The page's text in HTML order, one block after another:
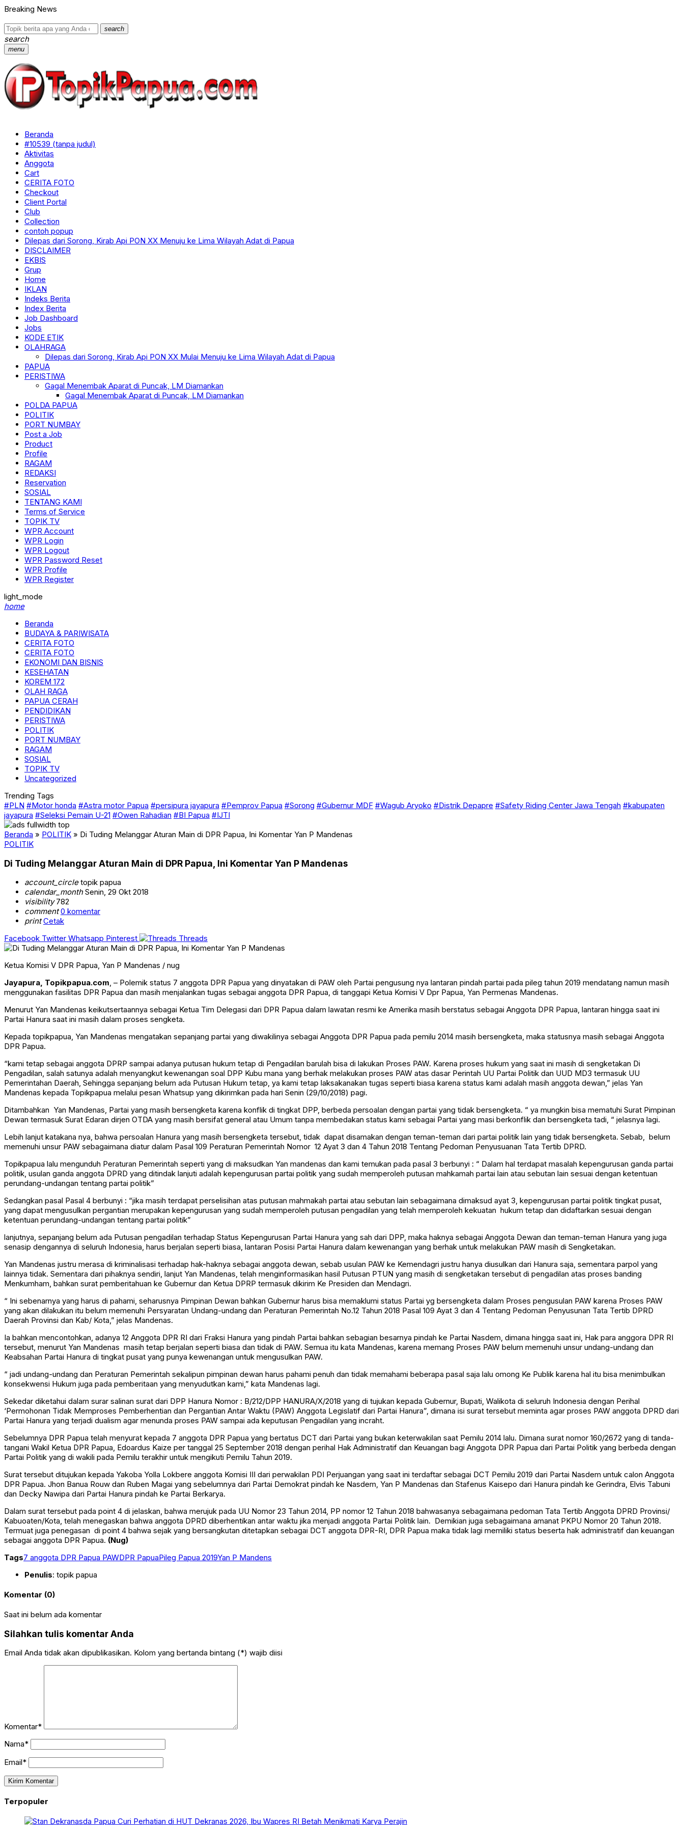
Breaking News
search
search
menu
Beranda
#10539 (tanpa judul)
Aktivitas
Anggota
Cart
CERITA FOTO
Checkout
Client Portal
Club
Collection
contoh popup
Dilepas dari Sorong, Kirab Api PON XX Menuju ke Lima Wilayah Adat di Papua
DISCLAIMER
EKBIS
Grup
Home
IKLAN
Indeks Berita
Index Berita
Job Dashboard
Jobs
KODE ETIK
OLAHRAGA
Dilepas dari Sorong, Kirab Api PON XX Mulai Menuju ke Lima Wilayah Adat di Papua
PAPUA
PERISTIWA
Gagal Menembak Aparat di Puncak, LM Diamankan
Gagal Menembak Aparat di Puncak, LM Diamankan
POLDA PAPUA
POLITIK
PORT NUMBAY
Post a Job
Product
Profile
RAGAM
REDAKSI
Reservation
SOSIAL
TENTANG KAMI
Terms of Service
TOPIK TV
WPR Account
WPR Login
WPR Logout
WPR Password Reset
WPR Profile
WPR Register
light_mode
home
Beranda
BUDAYA & PARIWISATA
CERITA FOTO
CERITA FOTO
EKONOMI DAN BISNIS
KESEHATAN
KOREM 172
OLAH RAGA
PAPUA CERAH
PENDIDIKAN
PERISTIWA
POLITIK
PORT NUMBAY
RAGAM
SOSIAL
TOPIK TV
Uncategorized
Trending Tags
#PLN #Motor honda #Astra motor Papua #persipura jayapura #Pemprov Papua #Sorong #Gubernur MDF #Wagub Aryoko #Distrik Depapre #Safety Riding Center Jawa Tengah #kabupaten
jayapura #Seleksi Pemain U-21 #Owen Rahadian #BI Papua #IJTI
Beranda » POLITIK » Di Tuding Melanggar Aturan Main di DPR Papua, Ini Komentar Yan P Mandenas
POLITIK
Di Tuding Melanggar Aturan Main di DPR Papua, Ini Komentar Yan P Mandenas
account_circletopik papua
calendar_monthSenin, 29 Okt 2018
visibility782
comment 0 komentar
print Cetak
Facebook Twitter Whatsapp Pinterest Threads
Ketua Komisi V DPR Papua, Yan P Mandenas / nug
Jayapura, Topikpapua.com, – Polemik status 7 anggota DPR Papua yang dinyatakan di PAW oleh Partai pengusung nya lantaran pindah partai pada pileg tahun 2019 mendatang namun masih
menggunakan fasilitas DPR Papua dan masih menjalankan tugas sebagai anggota DPR Papua, di tanggapi Ketua Komisi V Dpr Papua, Yan Permenas Mandenas.
Menurut Yan Mandenas keikutsertaannya sebagai Ketua Tim Delegasi dari DPR Papua dalam lawatan resmi ke Amerika masih berstatus sebagai Anggota DPR Papua, lantaran hingga saat ini
Partai Hanura saat ini masih dalam proses sengketa.
Kepada topikpapua, Yan Mandenas mengatakan sepanjang partai yang diwakilinya sebagai Anggota DPR Papua pada pemilu 2014 masih bersengketa, maka statusnya masih sebagai Anggota
DPR Papua.
“kami tetap sebagai anggota DPRP sampai adanya putusan hukum tetap di Pengadilan barulah bisa di lakukan Proses PAW. Karena proses hukum yang saat ini masih di sengketakan Di
Pengadilan, salah satunya adalah menyangkut kewenangan soal DPP Kubu mana yang berhak melakukan proses PAW atas dasar Perintah UU Partai Politik dan UUD MD3 termasuk UU
Pemerintahan Daerah, Sehingga sepanjang belum ada Putusan Hukum tetap, ya kami tetap laksakanakan tugas seperti biasa karena status kami adalah masih anggota dewan,” jelas Yan
Mandenas kepada Topikpapua melalui pesan Whatsup yang dikirimkan pada hari Senin (29/10/2018) pagi.
Ditambahkan Yan Mandenas, Partai yang masih bersengketa karena konflik di tingkat DPP, berbeda persoalan dengan partai yang tidak bersengketa. “ ya mungkin bisa mematuhi Surat Pimpinan
Dewan termasuk Surat Edaran dirjen OTDA yang masih bersifat general atau Umum tanpa membedakan status kami sebagai Partai yang masi berkonflik dan bersengketa tadi, “ jelasnya lagi.
Lebih lanjut katakana nya, bahwa persoalan Hanura yang masih bersengketa tersebut, tidak dapat disamakan dengan teman-teman dari partai politik lain yang tidak bersengketa. Sebab, belum
memenuhi unsur PAW sebagaimana diatur dalam Pasal 109 Peraturan Pemerintah Nomor 12 Ayat 3 dan 4 Tahun 2018 Tentang Pedoman Penyusuanan Tata Tertib DPRD.
Topikpapua lalu mengunduh Peraturan Pemerintah seperti yang di maksudkan Yan mandenas dan kami temukan pada pasal 3 berbunyi : “ Dalam hal terdapat masalah kepengurusan ganda partai
politik, usulan ganda anggota DPRD yang ditindak lanjuti adalah kepengurusan partai politik yang sudah memperoleh putusan mahkamah partai lain atau sebutan lain sesuai dengan ketentuan
perundang-undangan tentang partai politik”
Sedangkan pasal Pasal 4 berbunyi : “jika masih terdapat perselisihan atas putusan mahmakah partai atau sebutan lain sebagaimana dimaksud ayat 3, kepengurusan partai politik tingkat pusat,
yang dapat mengusulkan pergantian merupakan kepengurusan yang sudah memperoleh putusan pengadilan yang telah memperoleh kekuatan hukum tetap dan didaftarkan sesuai dengan
ketentuan perundang-undangan tentang partai politik”
lanjutnya, sepanjang belum ada Putusan pengadilan terhadap Status Kepengurusan Partai Hanura yang sah dari DPP, maka haknya sebagai Anggota Dewan dan teman-teman Hanura yang juga
senasip dengannya di seluruh Indonesia, harus berjalan seperti biasa, lantaran Posisi Partai Hanura dalam kewenangan yang berhak untuk melakukan PAW masih di Sengketakan.
Yan Mandenas justru merasa di kriminalisasi terhadap hak-haknya sebagai anggota dewan, sebab usulan PAW ke Kemendagri justru hanya diusulkan dari Hanura saja, sementara parpol yang
lainnya tidak. Sementara dari pihaknya sendiri, lanjut Yan Mandenas, telah menginformasikan hasil Putusan PTUN yang masih di sengketakan tersebut di pengadilan atas proses banding
Menkumham, bahkan surat pemberitahuan ke Gubernur dan Ketua DPRP termasuk dikirim Ke Presiden dan Mendagri.
“ Ini sebenarnya yang harus di pahami, seharusnya Pimpinan Dewan bahkan Gubernur harus bisa memaklumi status Partai yg bersengketa dalam Proses pengusulan PAW karena Proses PAW
yang akan dilakukan itu belum memenuhi Persyaratan Undang-undang dan Peraturan Pemerintah No.12 Tahun 2018 Pasal 109 Ayat 3 dan 4 Tentang Pedoman Penyusunan Tata Tertib DPRD
Daerah Provinsi dan Kab/ Kota,” jelas Mandenas.
Ia bahkan mencontohkan, adanya 12 Anggota DPR RI dari Fraksi Hanura yang pindah Partai bahkan sebagian besarnya pindah ke Partai Nasdem, dimana hingga saat ini, Hak para anggora DPR RI
tersebut, menurut Yan Mandenas masih tetap berjalan seperti biasa dan tidak di PAW. Semua itu kata Mandenas, karena memang Proses PAW belum memenuhi unsur undang-undang dan
Keabsahan Partai Hanura di tingkat pusat yang punya kewenangan untuk mengusulkan PAW.
“ jadi undang-undang dan Peraturan Pemerintah sekalipun pimpinan dewan harus pahami penuh dan tidak memahami beberapa pasal saja lalu omong Ke Publik karena hal itu bisa menimbulkan
konsekwensi Hukum juga pada pemberitaan yang menyudutkan kami,” kata Mandenas lagi.
Sekedar diketahui dalam surar salinan surat dari DPP Hanura Nomor : B/212/DPP HANURA/X/2018 yang di tujukan kepada Gubernur, Bupati, Walikota di seluruh Indonesia dengan Perihal
‘Permohonan Tidak Memproses Pemberhentian dan Pergantian Antar Waktu (PAW) Anggota Legislatif dari Partai Hanura”, dimana isi surat tersebut meminta agar proses PAW anggota DPRD dari
Partai Hanura yang terjadi dualism agar menunda proses PAW sampai ada keputusan Pengadilan yang incraht.
Sebelumnya DPR Papua telah menyurat kepada 7 anggota DPR Papua yang bertatus DCT dari Partai yang bukan keterwakilan saat Pemilu 2014 lalu. Dimana surat nomor 160/2672 yang di tanda-
tangani Wakil Ketua DPR Papua, Edoardus Kaize per tanggal 25 September 2018 dengan perihal Hak Administratif dan Keuangan bagi Anggota DPR Papua dari Partai Politik yang berbeda dengan
Partai Politik yang di wakili pada Pemilu terakhir untuk mengikuti Pemilu Tahun 2019.
Surat tersebut ditujukan kepada Yakoba Yolla Lokbere anggota Komisi III dari perwakilan PDI Perjuangan yang saat ini terdaftar sebagai DCT Pemilu 2019 dari Partai Nasdem untuk calon Anggota
DPR Papua. Jhon Banua Rouw dan Ruben Magai yang sebelumnya dari Partai Demokrat pindah ke Nasdem, Yan P Mandenas dan Stafenus Kaisepo dari Hanura pindah ke Gerindra, Elvis Tabuni
dan Decky Nawipa dari Partai Hanura pindah ke Partai Berkarya.
Dalam surat tersebut pada point 4 di jelaskan, bahwa merujuk pada UU Nomor 23 Tahun 2014, PP nomor 12 Tahun 2018 bahwasanya sebagaimana pedoman Tata Tertib Anggota DPRD Provinsi/
Kabuoaten/Kota, telah menegaskan bahwa anggota DPRD diberhentikan antar waktu jika menjadi anggota Partai Politik lain. Demikian juga sebagaimana amanat PKPU Nomor 20 Tahun 2018.
Termuat juga penegasan di point 4 bahwa sejak yang bersangkutan ditetapkan sebagai DCT anggota DPR-RI, DPR Papua maka tidak lagi memiliki status beserta hak administratif dan keuangan
sebagai anggota DPR Papua. (Nug)
Tags7 anggota DPR Papua PAWDPR PapuaPileg Papua 2019Yan P Mandens
Penulis: topik papua
Komentar (0)
Saat ini belum ada komentar
Silahkan tulis komentar Anda
Email Anda tidak akan dipublikasikan. Kolom yang bertanda bintang (*) wajib diisi
Komentar*
Nama*
Email*
Terpopuler